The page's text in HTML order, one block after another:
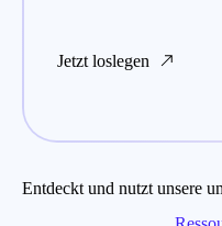
Jetzt loslegen
Entdeckt und nutzt unsere